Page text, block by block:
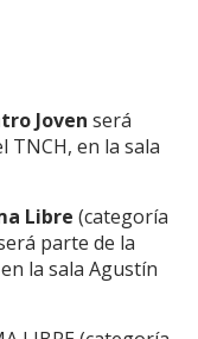
Joven será
TNCH, en la sala
Libre (categoría
parte de la
la sala Agustín